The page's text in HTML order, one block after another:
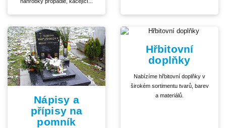
Nápisy a
přípisy na
pomník
Hřbitovní
doplňky
Nabízíme hřbitovní doplňky v
širokém sortimentu tvarů, barev
a materiálů.